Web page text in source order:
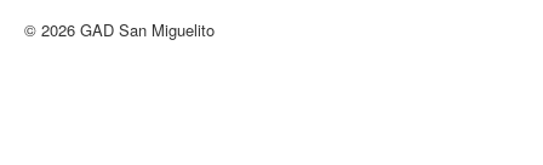
© 2026 GAD San Miguelito